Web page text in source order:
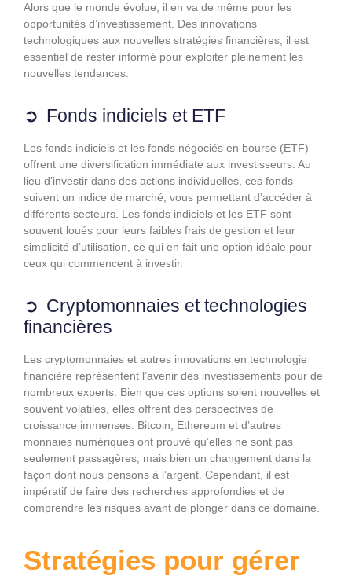
Alors que le monde évolue, il en va de même pour les
opportunités d’investissement. Des innovations
technologiques aux nouvelles stratégies financières, il est
essentiel de rester informé pour exploiter pleinement les
nouvelles tendances.
Fonds indiciels et ETF
Les fonds indiciels et les fonds négociés en bourse (ETF)
offrent une diversification immédiate aux investisseurs. Au
lieu d’investir dans des actions individuelles, ces fonds
suivent un indice de marché, vous permettant d’accéder à
différents secteurs. Les fonds indiciels et les ETF sont
souvent loués pour leurs faibles frais de gestion et leur
simplicité d’utilisation, ce qui en fait une option idéale pour
ceux qui commencent à investir.
Cryptomonnaies et technologies
financières
Les cryptomonnaies et autres innovations en technologie
financière représentent l’avenir des investissements pour de
nombreux experts. Bien que ces options soient nouvelles et
souvent volatiles, elles offrent des perspectives de
croissance immenses. Bitcoin, Ethereum et d’autres
monnaies numériques ont prouvé qu’elles ne sont pas
seulement passagères, mais bien un changement dans la
façon dont nous pensons à l’argent. Cependant, il est
impératif de faire des recherches approfondies et de
comprendre les risques avant de plonger dans ce domaine.
Stratégies pour gérer